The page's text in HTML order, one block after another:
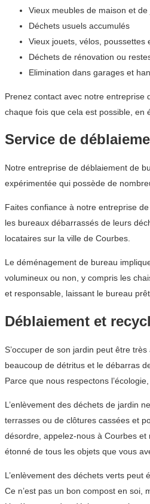
Vieux meubles de maison et de
Déchets usuels accumulés
Vieux jouets, vélos, poussettes
Déchets de rénovation ou
Elimination dans garages et
Prenez contact avec notre entreprise
chaque fois que cela est possible, en
Service de
Notre entreprise de déblaiement de
expérimentée qui possède de
Faites confiance à notre entreprise
les bureaux débarrassés de leurs
locataires sur la ville de Courbes.
Le déménagement de bureau
volumineux ou non, y compris les
et responsable, laissant le bureau
Déblaiement et
S’occuper de son jardin peut être
beaucoup de détritus et le débarras
Parce que nous respectons
L’enlèvement des déchets de jardin
terrasses ou de clôtures cassées et
désordre, appelez-nous à Courbes
étonné de tous les objets que vous
L’enlèvement des déchets verts
Ce n’est pas un bon compost en soi,